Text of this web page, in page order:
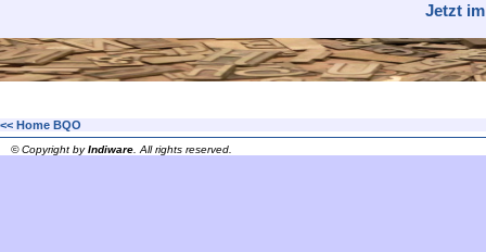
Jetzt
<< Home BQO
© Copyright byIndiware . All rights reserved.